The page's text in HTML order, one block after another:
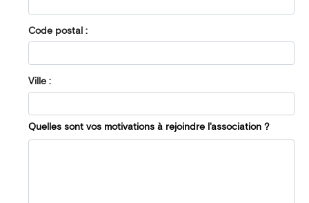
Code postal :
Ville :
Quelles sont vos motivations à rejoindre l'association ?